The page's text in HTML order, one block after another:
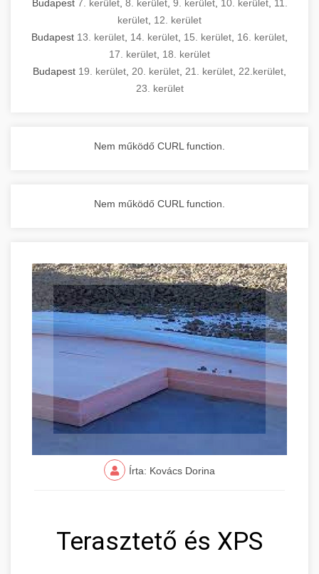
Budapest 7. kerület, 8. kerület, 9. kerület, 10. kerület, 11.
kerület 12. kerület
Budapest 13. kerület 14. kerület 15. kerület 16. kerület
17. kerület 18. kerület
Budapest 19. kerület 20. kerület 21. kerület 22.kerület
23. kerület
Nem működő CURL function.
Nem működő CURL function.
Írta: Kovács Dorina
Terasztető és XPS